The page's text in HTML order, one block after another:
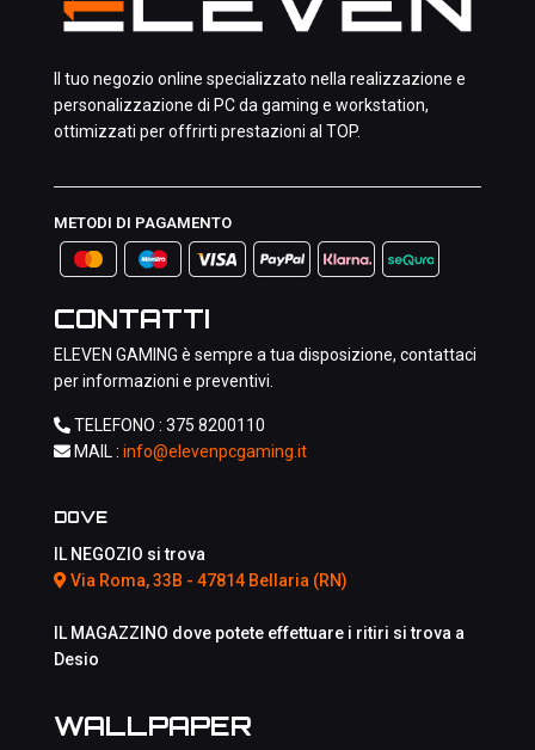
Il tuo negozio online specializzato nella realizzazione e
personalizzazione di PC da gaming e workstation,
ottimizzati per offrirti prestazioni al TOP.
METODI DI PAGAMENTO
CONTATTI
ELEVEN GAMING è sempre a tua disposizione, contattaci
per informazioni e preventivi.
TELEFONO : 375 8200110
MAIL : info@elevenpcgaming.it
DOVE
IL NEGOZIO si trova
Via Roma, 33B - 47814 Bellaria (RN)
IL MAGAZZINO dove potete effettuare i ritiri si trova a
Desio
WALLPAPER